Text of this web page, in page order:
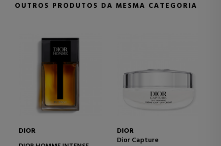
OUTROS PRODUTOS DA MESMA CATEGORIA
DIOR
DIOR
Dior Capture